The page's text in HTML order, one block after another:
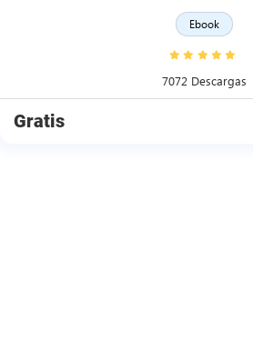
Ebook
7072 Descargas
Gratis